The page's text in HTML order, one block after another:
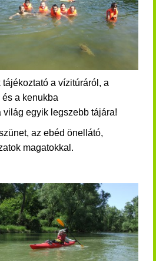
tájékoztató a vízitúráról, a
a kenukba
egyik legszebb tájára!
az ebéd önellátó,
magatokkal.